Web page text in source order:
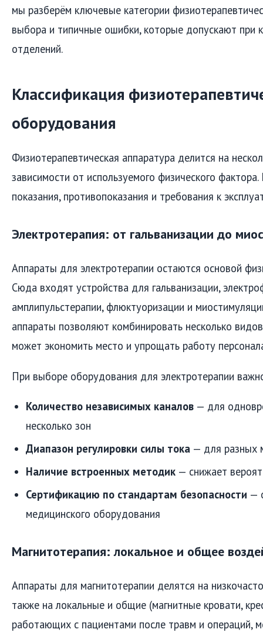
мы разберём ключевые категории
выбора и типичные ошибки, которые допускают при
отделений.
Классификация
оборудования
Физиотерапевтическая аппаратура делится на
зависимости от используемого физического
показания, противопоказания и требования к
Электротерапия: от гальванизации до
Аппараты для электротерапии остаются основой
Сюда входят устройства для гальванизации,
амплипульстерапии, флюктуоризации и
аппараты позволяют комбинировать несколько
может экономить место и упрощать работу
При выборе оборудования для электротерапии
Количество независимых каналов — для
несколько зон
Диапазон регулировки силы тока — для разных
Наличие встроенных методик — снижает
Сертификацию по стандартам безопасности —
медицинского оборудования
Магнитотерапия: локальное и общее
Аппараты для магнитотерапии делятся на
также на локальные и общие (магнитные кровати,
работающих с пациентами после травм и операций,